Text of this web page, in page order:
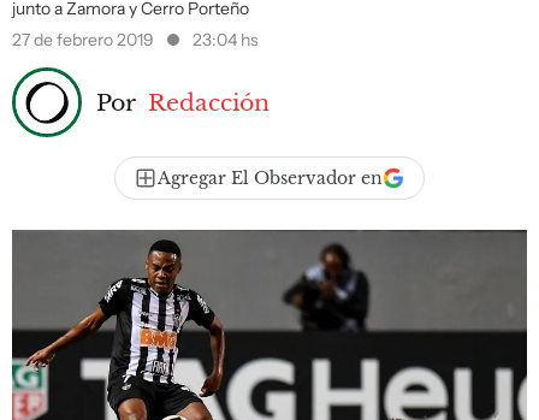
junto a Zamora y Cerro Porteño
27 de febrero 2019
23:04 hs
Por Redacción
Agregar El Observador en